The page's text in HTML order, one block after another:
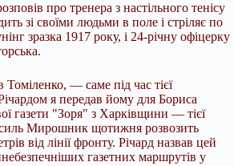
про тренера з настільного тенісу
зі своїми людьми в поле і стріляє по
зразка 1917 року, і 24-річну офіцерку
— саме під час тієї
Річардом я передав йому для Бориса
газети "Зоря" з Харківщини — тієї
Мирошник щотижня розвозить
від лінії фронту. Річард назвав цей
газетних маршрутів у